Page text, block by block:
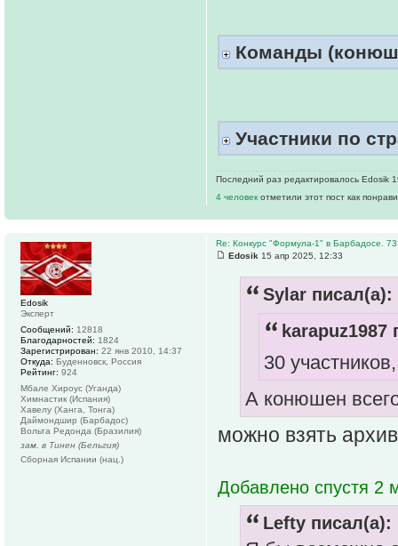
Команды
Участники по
Последний раз редактировалось Edosik
4 человек отметили этот пост как
Re: Конкурс "Формула-1" в Барбадосе. 73
Edosik 15 апр 2025, 12:33
Sylar писал(а):
karapuz1987
30
А конюшен
можно взять
Добавлено спустя 2
Lefty писал(а):
Edosik
Эксперт
Сообщений: 12818
Благодарностей: 1824
Зарегистрирован: 22 янв 2010, 14:37
Откуда: Буденновск, Россия
Рейтинг: 924
Мбале Хироус (Уганда)
Химнастик (Испания)
Хавелу (Ханга, Тонга)
Даймондшир (Барбадос)
Вольта Редонда (Бразилия)
зам. в Тинен (Бельгия)
Сборная Испании (нац.)